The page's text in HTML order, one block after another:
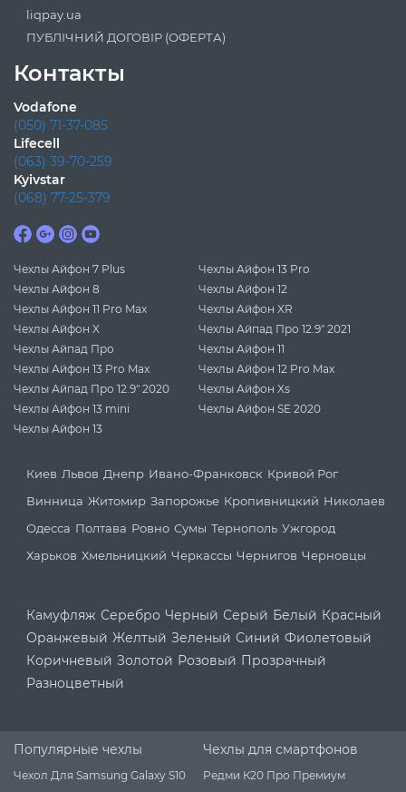
liqpay.ua
ПУБЛІЧНИЙ ДОГОВІР (ОФЕРТА)
Контакты
Vodafone
(050) 71-37-085
Lifecell
(063) 39-70-259
Kyivstar
(068) 77-25-379
Чехлы Айфон 7 Plus
Чехлы Айфон 13 Pro
Чехлы Айфон 8
Чехлы Айфон 12
Чехлы Айфон 11 Pro Max
Чехлы Айфон XR
Чехлы Айфон X
Чехлы Айпад Про 12.9" 2021
Чехлы Айпад Про
Чехлы Айфон 11
Чехлы Айфон 13 Pro Max
Чехлы Айфон 12 Pro Max
Чехлы Айпад Про 12.9" 2020
Чехлы Айфон Xs
Чехлы Айфон 13 mini
Чехлы Айфон SE 2020
Чехлы Айфон 13
Киев Львов Днепр Ивано-Франковск Кривой Рог
Винница Житомир Запорожье Кропивницкий Николаев
Одесса Полтава Ровно Сумы Тернополь Ужгород
Харьков Хмельницкий Черкассы Чернигов Черновцы
Камуфляж Серебро Черный Серый Белый Красный
Оранжевый Желтый Зеленый Синий Фиолетовый
Коричневый Золотой Розовый Прозрачный
Разноцветный
Популярные чехлы
Чехол Для Samsung Galaxy S10
Чехлы для смартфонов
Редми К20 Про Премиум